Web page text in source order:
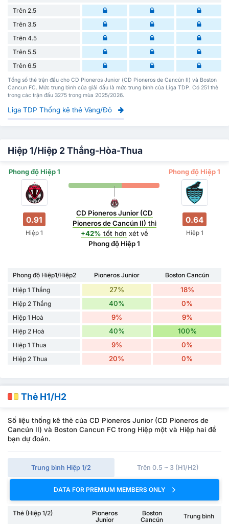
Trên 2.5
Trên 3.5
Trên 4.5
Trên 5.5
Trên 6.5
Tổng số thẻ trận đấu cho CD Pioneros Junior (CD Pioneros de Cancún II) và Boston
Cancun FC. Mức trung bình của giải đấu là mức trung bình của Liga TDP. Có 251 thẻ
trong các trận đấu 3275 trong mùa 2025/2026.
Liga TDP Thống kê thẻ Vàng/Đỏ
Hiệp 1/Hiệp 2 Thắng-Hòa-Thua
Phong độ Hiệp 1 Phong độ Hiệp 1
0.91
Hiệp 1
CD Pioneros Junior (CD
Pioneros de Cancún II) thì
+42% tốt hơn xét về
Phong độ Hiệp 1
0.64
Hiệp 1
Phong độ Hiệp1/Hiệp2 Pioneros Junior
Boston Cancún
Hiệp 1 Thắng
27% 18%
Hiệp 2 Thắng 40% 0%
Hiệp 1 Hoà 9% 9%
Hiệp 2 Hoà 40% 100%
Hiệp 1 Thua 9% 0%
Hiệp 2 Thua 20% 0%
Thẻ H1/H2
Số liệu thống kê thẻ của CD Pioneros Junior (CD Pioneros de
Cancún II) và Boston Cancun FC trong Hiệp một và Hiệp hai để
bạn dự đoán.
Trung bình Hiệp 1/2 Trên 0.5 ~ 3 (H1/H2)
DATA FOR PREMIUM MEMBERS ONLY
Thẻ (Hiệp 1/2)
Pioneros
Junior
Boston
Cancún
Trung bình